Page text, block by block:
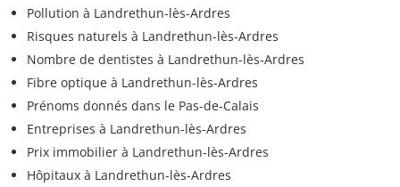
Pollution à Landrethun-lès-Ardres
Risques naturels à Landrethun-lès-Ardres
Nombre de dentistes à Landrethun-lès-Ardres
Fibre optique à Landrethun-lès-Ardres
Prénoms donnés dans le Pas-de-Calais
Entreprises à Landrethun-lès-Ardres
Prix immobilier à Landrethun-lès-Ardres
Hôpitaux à Landrethun-lès-Ardres